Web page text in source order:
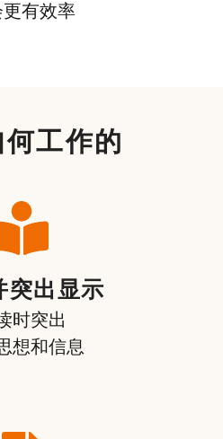
有效率
工作的
突出显示
时突出
想和信息